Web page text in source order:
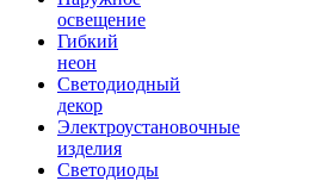
освещение
Гибкий
неон
Светодиодный
декор
Электроустановочные
изделия
Светодиоды